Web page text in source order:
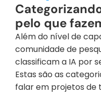
pelo que
Além do nível de
comunidade de
classificam a IA por
Estas são as
falar em projetos de